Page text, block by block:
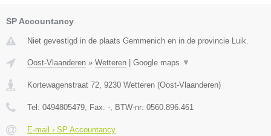
SP Accountancy
Niet gevestigd in de plaats Gemmenich en in de provincie Luik.
Oost-Vlaanderen » Wetteren Google maps ▼
Kortewagenstraat 72, 9230 Wetteren (Oost-Vlaanderen)
Tel: 0494805479, Fax: -, BTW-nr: 0560.896.461
E-mail › SP Accountancy